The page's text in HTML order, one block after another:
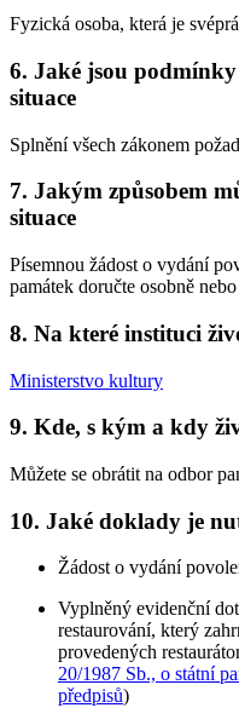
Fyzická osoba, která je
6. Jaké jsou
situace
Splnění všech zákonem
7. Jakým způsobem
situace
Písemnou žádost o vydání
památek doručte osobně
8. Na které instituci
Ministerstvo kultury
9. Kde, s kým a kdy
Můžete se obrátit na odbor
10. Jaké doklady je
Žádost o vydání
Vyplněný evidenční
restaurování, který
provedených
20/1987 Sb., o státní
předpisů)